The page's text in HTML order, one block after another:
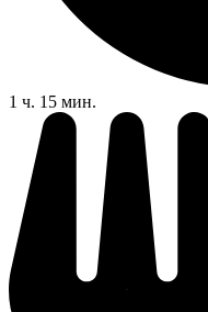
1 ч. 15 мин.